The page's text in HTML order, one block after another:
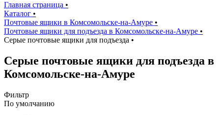
Главная страница •
Каталог •
Почтовые ящики в Комсомольске-на-Амуре •
Почтовые ящики для подъезда в Комсомольске-на-Амуре •
Серые почтовые ящики для подъезда •
Серые почтовые ящики для подъезда в
Комсомольске-на-Амуре
Фильтр
По умолчанию